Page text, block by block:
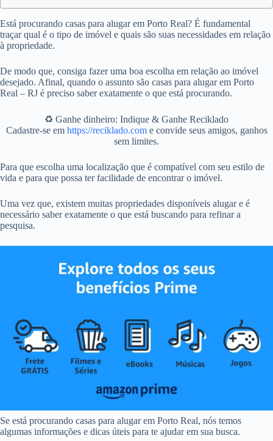
Está procurando casas para alugar em Porto Real? É fundamental
traçar qual é o tipo de imóvel e quais são suas necessidades em relação
à propriedade.
De modo que, consiga fazer uma boa escolha em relação ao imóvel
desejado. Afinal, quando o assunto são casas para alugar em Porto
Real – RJ é preciso saber exatamente o que está procurando.
♻️ Ganhe dinheiro: Indique & Ganhe Reciklado
Cadastre-se em https://reciklado.come convide seus amigos, ganhos
sem limites.
Para que escolha uma localização que é compatível com seu estilo de
vida e para que possa ter facilidade de encontrar o imóvel.
Uma vez que, existem muitas propriedades disponíveis alugar e é
necessário saber exatamente o que está buscando para refinar a
pesquisa.
Se está procurando casas para alugar em Porto Real, nós temos
algumas informações e dicas úteis para te ajudar em sua busca.